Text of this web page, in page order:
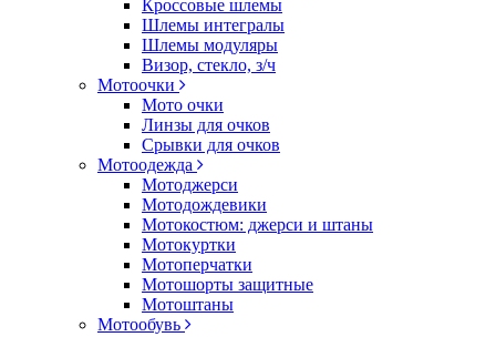
Кроссовые шлемы
Шлемы интегралы
Шлемы модуляры
Визор, стекло, з/ч
Мотоочки
Мото очки
Линзы для очков
Срывки для очков
Мотоодежда
Мотоджерси
Мотодождевики
Мотокостюм: джерси и штаны
Мотокуртки
Мотоперчатки
Мотошорты защитные
Мотоштаны
Мотообувь